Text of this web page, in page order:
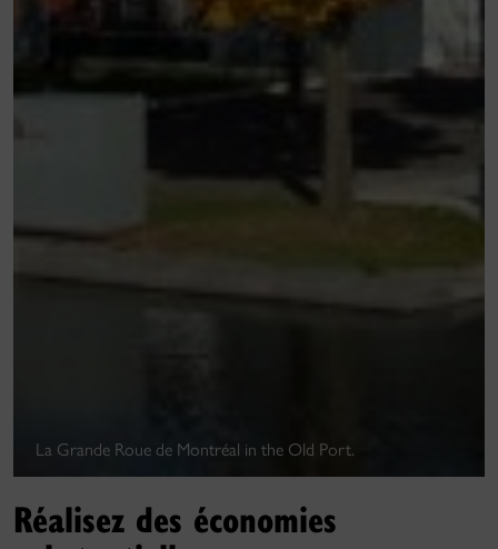
La Grande Roue de Montréal in the Old Port.
Réalisez des économies